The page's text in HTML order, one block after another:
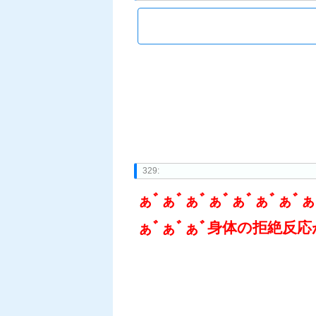
329:
ぁﾞぁﾞぁﾞぁﾞぁﾞぁﾞぁﾞ
ぁﾞぁﾞぁﾞ身体の拒絶反